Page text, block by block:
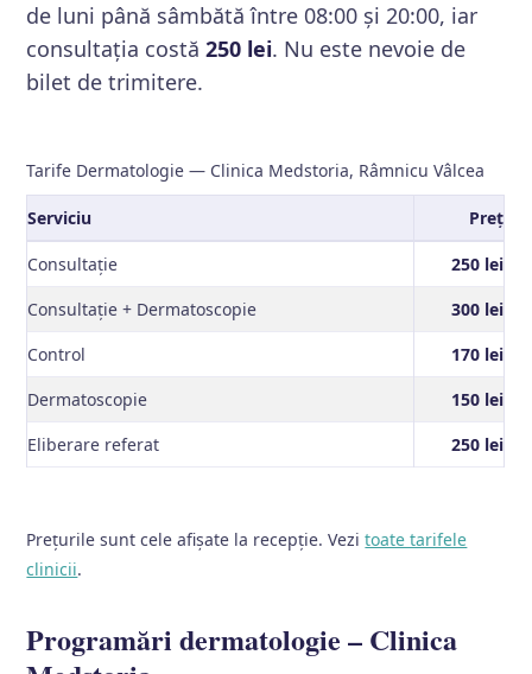
de luni până sâmbătă între 08:00 și 20:00, iar
consultația costă250 lei. Nu este nevoie de
bilet de trimitere.
Tarife Dermatologie — Clinica Medstoria, Râmnicu Vâlcea
Serviciu Preț
Consultație
250 lei
Consultație + Dermatoscopie
300 lei
Control
170 lei
Dermatoscopie
150 lei
Eliberare referat
250 lei
Prețurile sunt cele afișate la recepție. Vezitoate tarifele
clinicii.
Programări dermatologie – Clinica